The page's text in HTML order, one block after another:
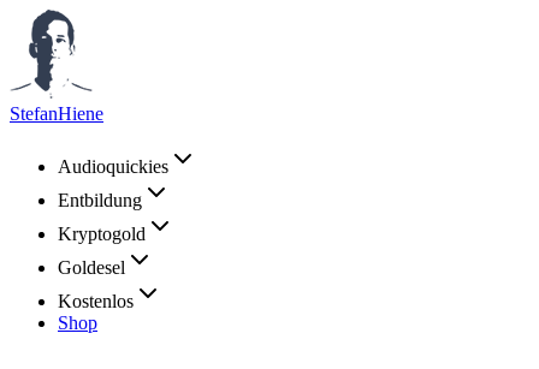
StefanHiene
Audioquickies
Entbildung
Kryptogold
Goldesel
Kostenlos
Shop